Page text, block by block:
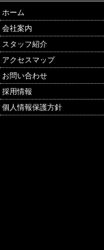
ホーム
会社案内
スタッフ紹介
アクセスマップ
お問い合わせ
採用情報
個人情報保護方針